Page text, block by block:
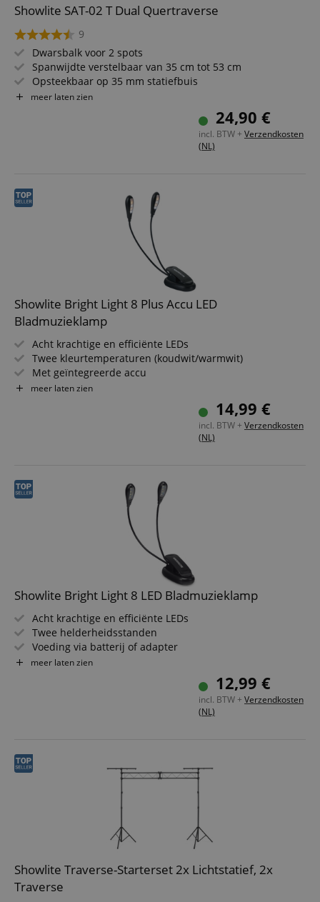
Showlite SAT-02 T Dual Quertraverse
9
Dwarsbalk voor 2 spots
Spanwijdte verstelbaar van 35 cm tot 53 cm
Opsteekbaar op 35 mm statiefbuis
Vleugelmoeren en -schroeven voor gereedschapsloze
meer laten zien
24,90 €
incl. BTW + Verzendkosten
(NL)
Showlite Bright Light 8 Plus Accu LED
Bladmuzieklamp
Acht krachtige en efficiënte LEDs
Twee kleurtemperaturen (koudwit/warmwit)
Met geïntegreerde accu
Bijzonder gelijkmatige verlichting
meer laten zien
14,99 €
incl. BTW + Verzendkosten
(NL)
Showlite Bright Light 8 LED Bladmuzieklamp
Acht krachtige en efficiënte LEDs
Twee helderheidsstanden
Voeding via batterij of adapter
Bijzonder gelijkmatige verlichting
meer laten zien
12,99 €
incl. BTW + Verzendkosten
(NL)
Showlite Traverse-Starterset 2x Lichtstatief, 2x
Traverse